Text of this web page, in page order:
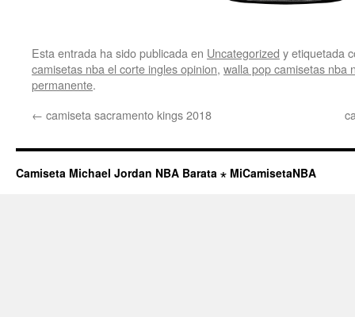
Esta entrada ha sido publicada en Uncategorized y etiquetada
camisetas nba el corte ingles opinion, walla pop camisetas nba
permanente.
← camiseta sacramento kings 2018
Camiseta Michael Jordan NBA Barata ⋆ MiCamisetaNBA